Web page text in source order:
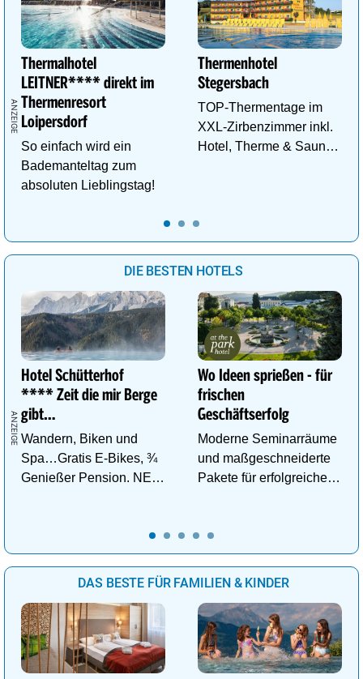
Thermalhotel
LEITNER**** direkt im
Thermenresort
Loipersdorf
So einfach wird ein
Bademanteltag zum
absoluten Lieblingstag!
Thermenhotel
Stegersbach
TOP-Thermentage im
XXL-Zirbenzimmer inkl.
Hotel, Therme & Sauna
DIE BESTEN HOTELS
Hotel Schütterhof
**** Zeit die mir Berge
gibt…
Wandern, Biken und
Spa…Gratis E-Bikes, ¾
Genießer Pension. NEU:
Wo Ideen sprießen - für
frischen
Geschäftserfolg
Moderne Seminarräume
und maßgeschneiderte
Pakete für erfolgreiche
DAS BESTE FÜR FAMILIEN & KINDER